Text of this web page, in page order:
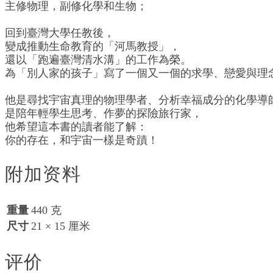
主修物理，副修化學和生物；
回到臺灣大學任教後，
變成推動生命教育的「河馬教授」，
還以「跑遍臺灣清水溝」的工作為榮。
為「別人家的孩子」寫了一個又一個的求學、戀愛與理
他是尋找宇宙真理的物理學者、分析幸福成分的化學導
是陪年輕學生思考、作夢的探險旅行家，
他希望這本書的讀者能了解：
你的存在，和宇宙一樣是奇蹟！
附加资料
重量 440 克
尺寸 21 × 15 厘米
评价